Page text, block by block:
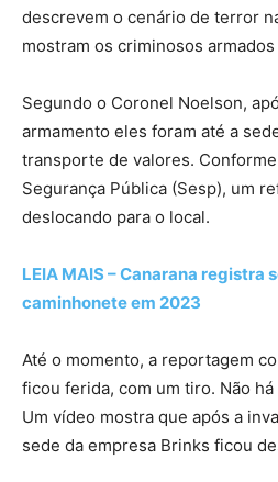
descrevem o cenário de terror
mostram os criminosos
Segundo o Coronel Noelson,
armamento eles foram até a
transporte de valores.
Segurança Pública (Sesp), um
deslocando para o local.
LEIA MAIS – Canarana registra
caminhonete em 2023
Até o momento, a reportagem
ficou ferida, com um tiro. Não
Um vídeo mostra que após a
sede da empresa Brinks ficou